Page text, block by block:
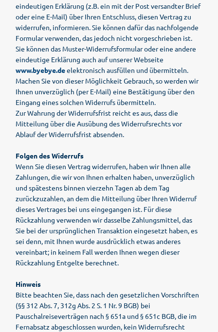
eindeutigen Erklärung (z.B. ein mit der Post versandter Brief
oder eine E-Mail) über Ihren Entschluss, diesen Vertrag zu
widerrufen, informieren. Sie können dafür das nachfolgende
Formular verwenden, das jedoch nicht vorgeschrieben ist.
Sie können das Muster-Widerrufsformular oder eine andere
eindeutige Erklärung auch auf unserer Webseite
www.byebye.deelektronisch ausfüllen und übermitteln.
Machen Sie von dieser Möglichkeit Gebrauch, so werden wir
Ihnen unverzüglich (per E-Mail) eine Bestätigung über den
Eingang eines solchen Widerrufs übermitteln.
Zur Wahrung der Widerrufsfrist reicht es aus, dass die
Mitteilung über die Ausübung des Widerrufsrechts vor
Ablauf der Widerrufsfrist absenden.
Folgen des Widerrufs
Wenn Sie diesen Vertrag widerrufen, haben wir Ihnen alle
Zahlungen, die wir von Ihnen erhalten haben, unverzüglich
und spätestens binnen vierzehn Tagen ab dem Tag
zurückzuzahlen, an dem die Mitteilung über Ihren Widerruf
dieses Vertrages bei uns eingegangen ist. Für diese
Rückzahlung verwenden wir dasselbe Zahlungsmittel, das
Sie bei der ursprünglichen Transaktion eingesetzt haben, es
sei denn, mit Ihnen wurde ausdrücklich etwas anderes
vereinbart; in keinem Fall werden Ihnen wegen dieser
Rückzahlung Entgelte berechnet.
Hinweis
Bitte beachten Sie, dass nach den gesetzlichen Vorschriften
(§§ 312 Abs. 7, 312g Abs. 2 S. 1 Nr. 9 BGB) bei
Pauschalreiseverträgen nach § 651a und § 651c BGB, die im
Fernabsatz abgeschlossen wurden, kein Widerrufsrecht